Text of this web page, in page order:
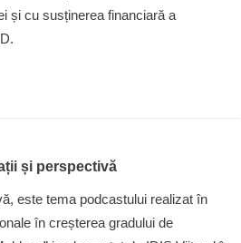
și cu susținerea financiară a
și perspectivă
este tema podcastului realizat în
în creșterea gradului de